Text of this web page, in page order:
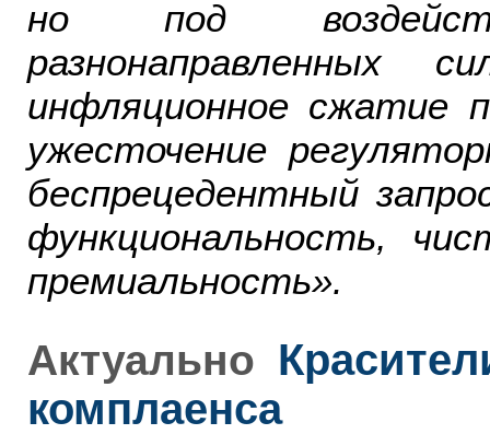
но под
инфляционное сжатие
ужесточение
беспрецедентный
функциональность,
премиальность».
Актуально
комплаенса